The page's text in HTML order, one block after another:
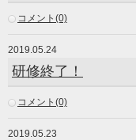
コメント(0)
2019.05.24
研修終了！
コメント(0)
2019.05.23